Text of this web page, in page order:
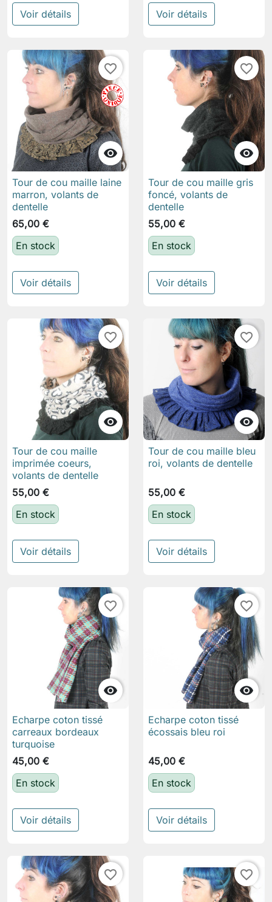
Voir détails Voir détails

favorite_border
Tour de cou maille laine
marron, volants de
dentelle
65,00 €
En stock
Voir détails

favorite_border
Tour de cou maille gris
foncé, volants de
dentelle
55,00 €
En stock
Voir détails

favorite_border
Tour de cou maille
imprimée coeurs,
volants de dentelle
55,00 €
En stock
Voir détails

favorite_border
Tour de cou maille bleu
roi, volants de dentelle
55,00 €
En stock
Voir détails

favorite_border
Echarpe coton tissé
carreaux bordeaux
turquoise
45,00 €
En stock
Voir détails

favorite_border
Echarpe coton tissé
écossais bleu roi
45,00 €
En stock
Voir détails
favorite_border favorite_border